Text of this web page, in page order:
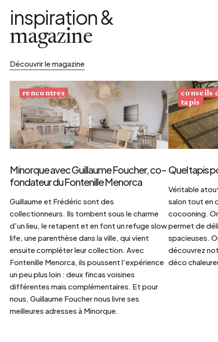
inspiration &
magazine
Découvrir le magazine
rencontres
Minorque avec Guillaume Foucher, co-
fondateur du Fontenille Menorca
Guillaume et Frédéric sont des
collectionneurs. Ils tombent sous le charme
d'un lieu, le retapent et en font un refuge slow
life, une parenthèse dans la ville, qui vient
ensuite compléter leur collection. Avec
Fontenille Menorca, ils poussent l'expérience
un peu plus loin : deux fincas voisines
différentes mais complémentaires. Et pour
nous, Guillaume Foucher nous livre ses
meilleures adresses à Minorque.
conseils
tapis
Quel tapis
Véritable
salon tout en
cocooning.
permet de
spacieuses.
découvrez
déco